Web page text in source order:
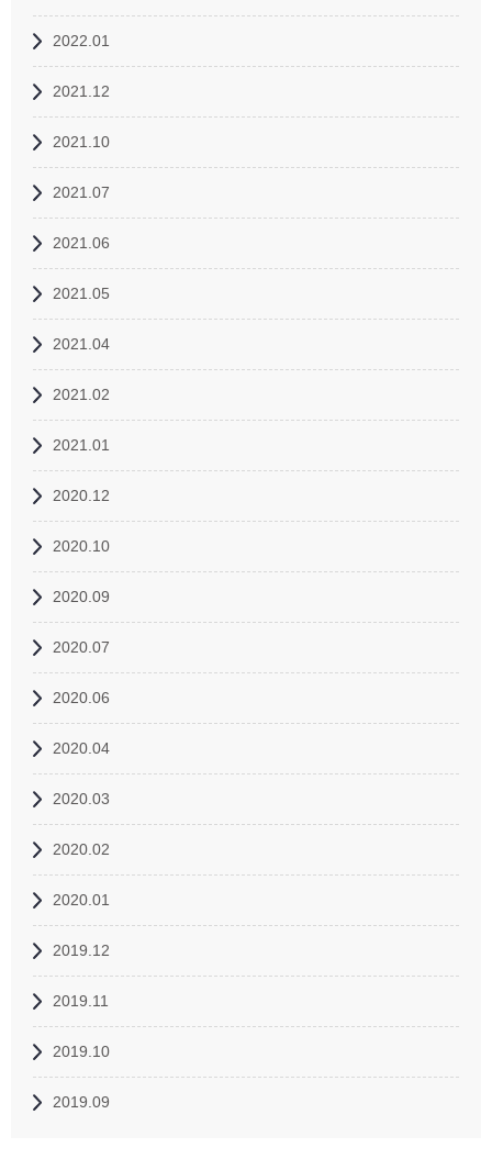
2022.01
2021.12
2021.10
2021.07
2021.06
2021.05
2021.04
2021.02
2021.01
2020.12
2020.10
2020.09
2020.07
2020.06
2020.04
2020.03
2020.02
2020.01
2019.12
2019.11
2019.10
2019.09